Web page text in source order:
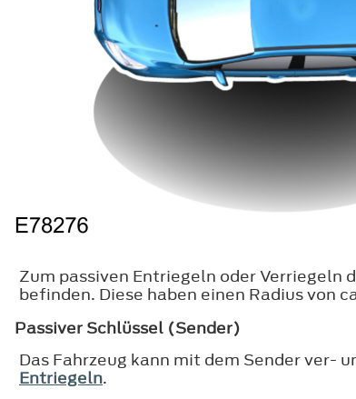
Zum passiven Entriegeln oder Verriegeln
befinden. Diese haben einen Radius von
Passiver Schlüssel (Sender)
Das Fahrzeug kann mit dem Sender ver-
Entriegeln.